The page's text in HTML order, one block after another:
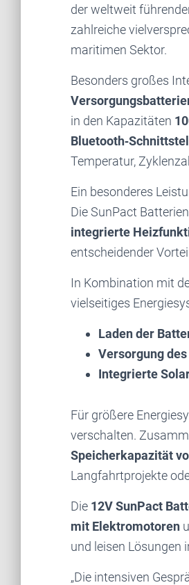
der weltweit
zahlreiche
maritimen Sektor.
Besonders großes
in den Kapazitäten
Temperatur,
Ein besonderes
Die SunPact
integrierte
entscheidender
In Kombination mit
vielseitiges
Laden der
Versorgung
Integrierte
Für größere
verschalten.
Speicherkapazität
Langfahrtprojekte
Die 12V SunPact
mit Elektromotoren
und leisen Lösungen
„Die intensiven